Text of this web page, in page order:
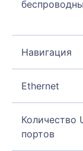
Навигация
Ethernet
Количество
портов